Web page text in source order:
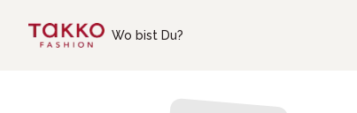
Wo bist Du?